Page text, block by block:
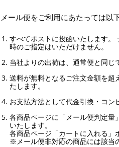
メール便をご利用にあたっては以
すべてポストに投函いたします。
時のご指定はいただけません。
当社よりの出荷は、通常便と同じ
送料が無料となるご注文金額を超
たします。
お支払方法として代金引換・コン
各商品ページに「メール便判定量
いたします。
各商品ページ「カートに入れる」
※メール便非対応の商品には該当